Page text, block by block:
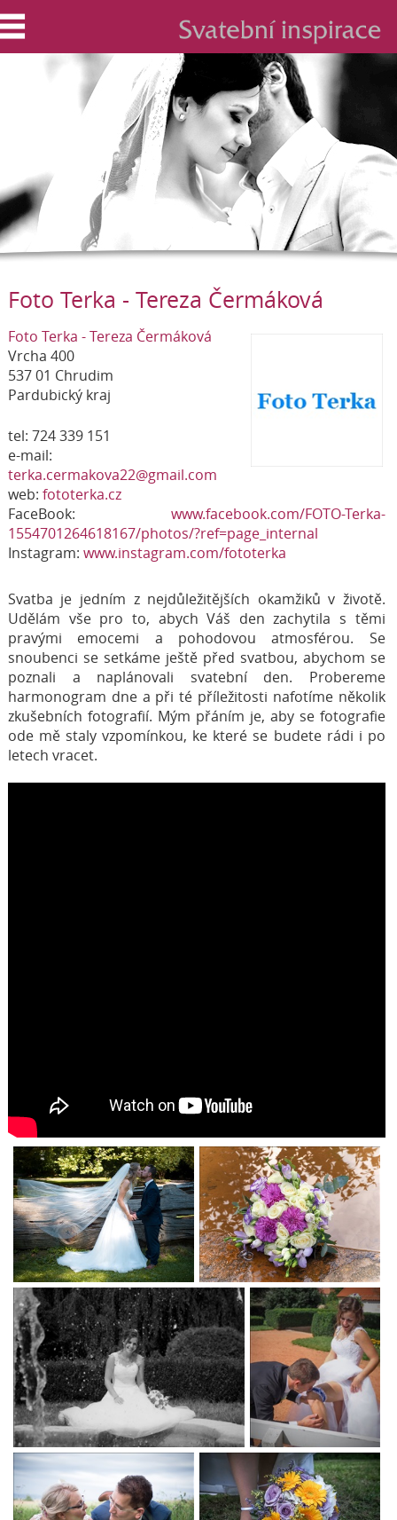
Foto Terka - Tereza Čermáková
Foto Terka - Tereza Čermáková
Vrcha 400
537 01 Chrudim
Pardubický kraj
tel: 724 339 151
e-mail:
terka.cermakova22@gmail.com
web: fototerka.cz
FaceBook: www.facebook.com/FOTO-Terka-
1554701264618167/photos/?ref=page_internal
Instagram: www.instagram.com/fototerka
Svatba je jedním z nejdůležitějších okamžiků v životě.
Udělám vše pro to, abych Váš den zachytila s těmi
pravými emocemi a pohodovou atmosférou. Se
snoubenci se setkáme ještě před svatbou, abychom se
poznali a naplánovali svatební den. Probereme
harmonogram dne a při té příležitosti nafotíme několik
zkušebních fotografií. Mým přáním je, aby se fotografie
ode mě staly vzpomínkou, ke které se budete rádi i po
letech vracet.